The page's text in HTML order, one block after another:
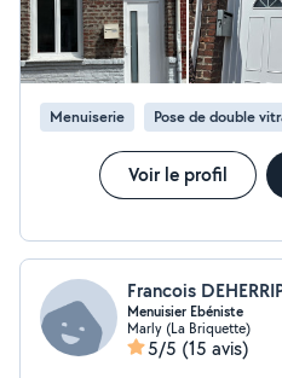
Menuiserie Pose de double
Voir le profil
Francois
Menuisier Ebéniste
Marly (La Briquette)
5/5 (15 avis)